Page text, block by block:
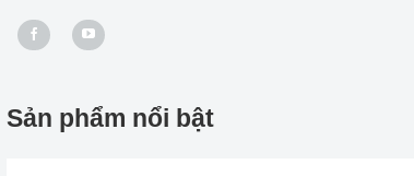
Sản phẩm nổi bật